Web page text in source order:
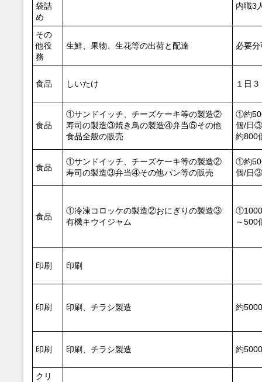
袋詰
め
内職3
その
他役
務
生鮮、果物、生花等の出荷と配達 必要
食品 しいたけ １日
食品
①サンドイッチ、チーズケーキ等の製造②
寿司の製造③焼き鳥の製造④弁当⑤その他
食品全般の販売
①約
個/日
約800
食品
①サンドイッチ、チーズケーキ等の製造②
寿司の製造③弁当④その他パン等の販売
①約
個/日
食品
①冷凍コロッケの製造②おにぎりの製造③
有機キウイジャム
～500
印刷 印刷
印刷 印刷、チラシ製造 約
印刷 印刷、チラシ製造 約
クリ